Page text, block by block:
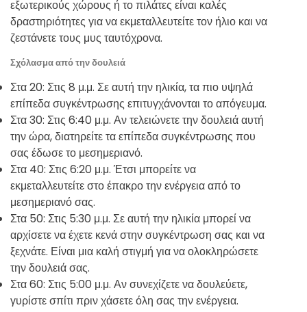
εξωτερικούς χώρους ή το πιλάτες είναι καλές
δραστηριότητες για να εκμεταλλευτείτε τον ήλιο και να
ζεστάνετε τους μυς ταυτόχρονα.
Σχόλασμα από την δουλειά
Στα 20: Στις 8 μ.μ. Σε αυτή την ηλικία, τα πιο υψηλά
επίπεδα συγκέντρωσης επιτυγχάνονται το απόγευμα.
Στα 30: Στις 6:40 μ.μ. Αν τελειώνετε την δουλειά αυτή
την ώρα, διατηρείτε τα επίπεδα συγκέντρωσης που
σας έδωσε το μεσημεριανό.
Στα 40: Στις 6:20 μ.μ. Έτσι μπορείτε να
εκμεταλλευτείτε στο έπακρο την ενέργεια από το
μεσημεριανό σας.
Στα 50: Στις 5:30 μ.μ. Σε αυτή την ηλικία μπορεί να
αρχίσετε να έχετε κενά στην συγκέντρωση σας και να
ξεχνάτε. Είναι μια καλή στιγμή για να ολοκληρώσετε
την δουλειά σας.
Στα 60: Στις 5:00 μ.μ. Αν συνεχίζετε να δουλεύετε,
γυρίστε σπίτι πριν χάσετε όλη σας την ενέργεια.